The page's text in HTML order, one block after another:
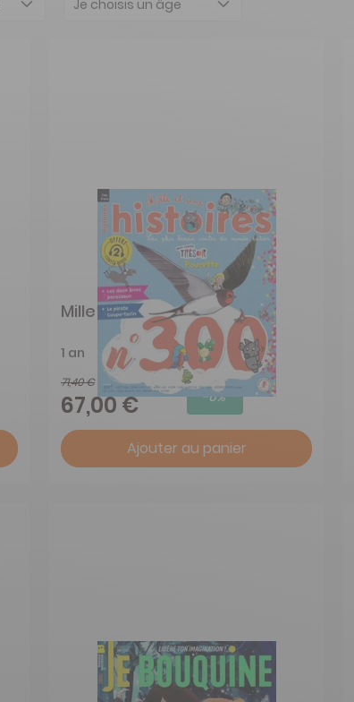
Je choisis un âge
Mille et une histoires
1 an
71,40 €
67,00 € -6%
Ajouter au panier